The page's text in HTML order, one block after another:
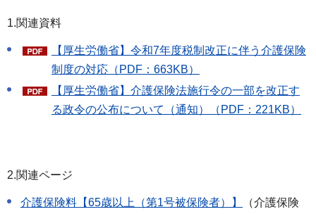
1.関連資料
【厚生労働省】令和7年度税制改正に伴う介護保険
制度の対応（PDF：663KB）
【厚生労働省】介護保険法施行令の一部を改正す
る政令の公布について（通知）（PDF：221KB）
2.関連ページ
介護保険料【65歳以上（第1号被保険者）】
（介護保険